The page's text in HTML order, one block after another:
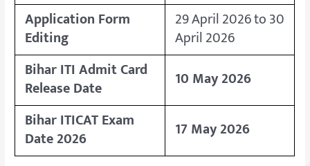
Application Form
Editing
29 April 2026 to 30
April 2026
Bihar ITI Admit Card
Release Date
10 May 2026
Bihar ITICAT Exam
Date 2026 17 May 2026